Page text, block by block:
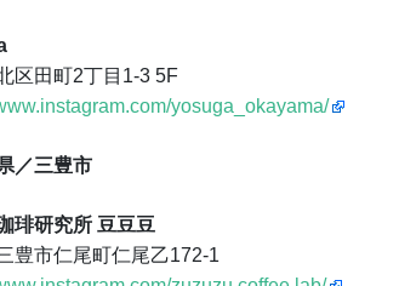
区田町2丁目1-3 5F
yosuga_okayama/
／三豊市
琲研究所 豆豆豆
豊市仁尾町仁尾乙172-1